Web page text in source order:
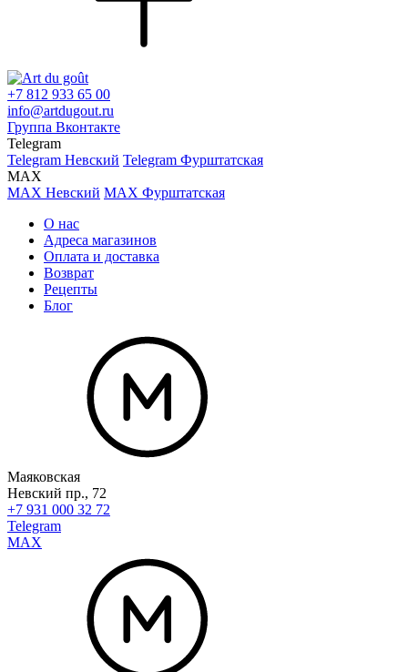
+7 812 933 65 00
info@artdugout.ru
Группа Вконтакте
Telegram
Telegram Невский Telegram Фурштатская
MAX
MAX Невский MAX Фурштатская
О нас
Адреса магазинов
Оплата и доставка
Возврат
Рецепты
Блог
Маяковская
Невский пр., 72
+7 931 000 32 72
Telegram
MAX